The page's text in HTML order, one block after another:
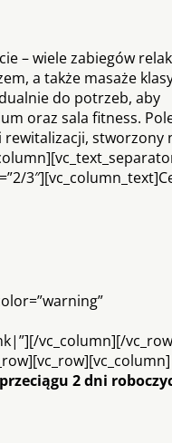
– wiele zabiegów
a także masaże
do potrzeb, aby
oraz sala fitness.
stworzony
vc_column][/
2 dni